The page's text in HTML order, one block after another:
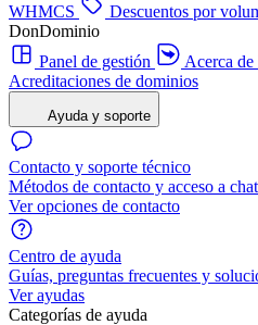
WHMCS
Descuentos por
DonDominio
Panel de gestión
Acerca
Acreditaciones de dominios
Ayuda y soporte
Contacto y soporte técnico
Métodos de contacto y acceso a
Ver opciones de contacto
Centro de ayuda
Guías, preguntas frecuentes y
Ver ayudas
Categorías de ayuda